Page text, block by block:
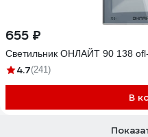
655 ₽
Светильник ОНЛАЙТ 90 138
4.7(241)
В